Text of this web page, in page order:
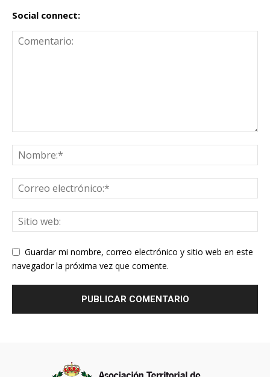
Social connect:
Guardar mi nombre, correo electrónico y sitio web en este
navegador la próxima vez que comente.